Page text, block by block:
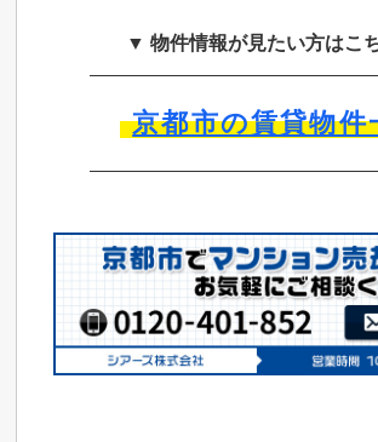
▼ 物件情報が見たい方はこ
京都市の賃貸物件